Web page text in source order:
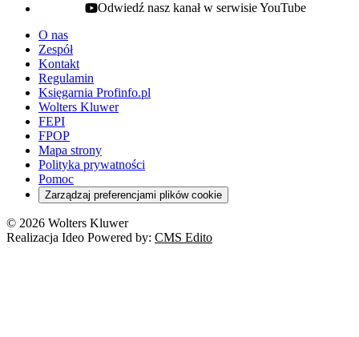
youtube - otwiera się w nowej karcie
Odwiedź nasz kanał w serwisie YouTube
O nas
Zespół
Kontakt
Regulamin
Księgarnia Profinfo.pl
Wolters Kluwer
FEPI
FPOP
Mapa strony
Polityka prywatności
Pomoc
Zarządzaj preferencjami plików cookie
© 2026 Wolters Kluwer
Realizacja Ideo Powered by: CMS Edito